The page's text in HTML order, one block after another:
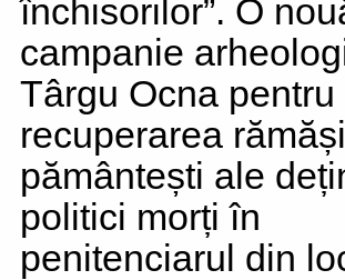
închisorilor”. O
campanie
Târgu Ocna pentru
recuperarea
pământești ale
politici morți în
penitenciarul din